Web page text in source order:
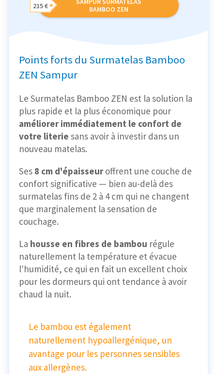
BAMBOO ZEN
215 €
Points forts du Surmatelas Bamboo
ZEN Sampur
Le Surmatelas Bamboo ZEN est la solution la
plus rapide et la plus économique pour
améliorer immédiatement le confort de
votre literie sans avoir à investir dans un
nouveau matelas.
Ses 8 cm d'épaisseuroffrent une couche de
confort significative — bien au-delà des
surmatelas fins de 2 à 4 cm qui ne changent
que marginalement la sensation de
couchage.
La housse en fibres de bambou régule
naturellement la température et évacue
l'humidité, ce qui en fait un excellent choix
pour les dormeurs qui ont tendance à avoir
chaud la nuit.
Le bambou est également
naturellement hypoallergénique, un
avantage pour les personnes sensibles
aux allergènes.